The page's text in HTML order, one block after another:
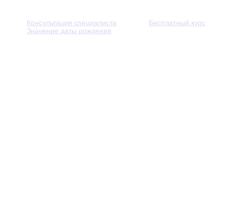
Консультация специалиста
Бесплатный курс
Значение даты рождения